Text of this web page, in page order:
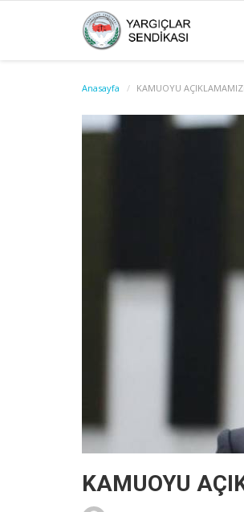
Anasayfa KAMUOYU
KAMUOYU